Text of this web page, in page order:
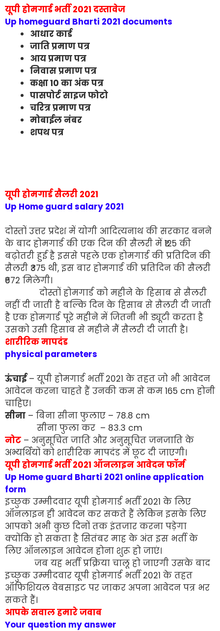
यूपी होमगार्ड भर्ती 2021 दस्तावेज
Up homeguard Bharti 2021 documents
आधार कार्ड
जाति प्रमाण पत्र
आय प्रमाण पत्र
निवास प्रमाण पत्र
कक्षा 10 का अंक पत्र
पासपोर्ट साइज फोटो
चरित्र प्रमाण पत्र
मोबाईल नंबर
शपथ पत्र
यूपी होमगार्ड सैलरी 2021
Up Home guard salary 2021
दोस्तों उत्तर प्रदेश में योगी आदित्यनाथ की सरकार बनने
के बाद होमगार्ड की एक दिन की सैलरी में ₹125 की
बढ़ोतरी हुई है इससे पहले एक होमगार्ड की प्रतिदिन की
सैलरी ₹375 थी, इस बार होमगार्ड की प्रतिदिन की सैलरी
₹672 मिलेगी।
दोस्तों होमगार्ड को महीने के हिसाब से सैलरी
नहीं दी जाती है बल्कि दिन के हिसाब से सैलरी दी जाती
है एक होमगार्ड पूरे महीने में जितनी भी ड्यूटी करता है
उसको उसी हिसाब से महीने मैं सैलरी दी जाती है।
शारीरिक मापदंड
physical parameters
ऊंचाई– यूपी होमगार्ड भर्ती 2021 के तहत जो भी आवेदन
आवेदन करना चाहते हैं उनकी कम से कम 165 cm होनी
चाहिए।
सीना – बिना सीना फुलाए – 78.8 cm
सीना फुला कर – 83.3 cm
नोट – अनुसूचित जाति और अनुसूचित जनजाति के
अभ्यर्थियों को शारीरिक मापदंड में छूट दी जाएगी।
यूपी होमगार्ड भर्ती 2021 ऑनलाइन आवेदन फॉर्म
Up Home guard Bharti 2021 online application
form
इच्छुक उम्मीदवार यूपी होमगार्ड भर्ती 2021 के लिए
ऑनलाइन ही आवेदन कर सकते हैं लेकिन इसके लिए
आपको अभी कुछ दिनों तक इंतजार करना पड़ेगा
क्योंकि हो सकता है सितंबर माह के अंत इस भर्ती के
लिए ऑनलाइन आवेदन होना शुरू हो जाएं।
जब यह भर्ती प्रक्रिया चालू हो जाएगी उसके बाद
इच्छुक उम्मीदवार यूपी होमगार्ड भर्ती 2021 के तहत
ऑफिशियल वेबसाइट पर जाकर अपना आवेदन पत्र भर
सकते हैं।
आपके सवाल हमारे जवाब
Your question my answer